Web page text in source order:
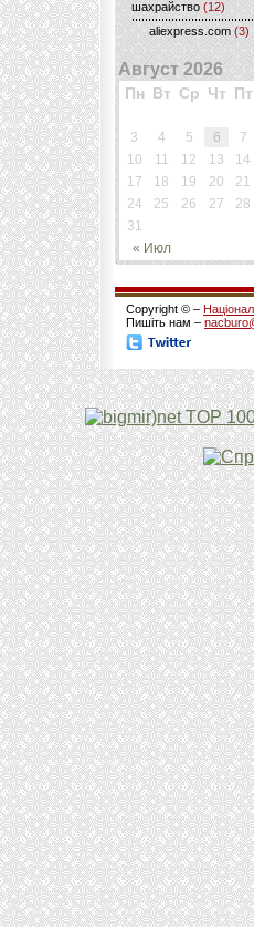
шахрайство (12)
aliexpress.com (3)
Август 2026
Пн Вт Ср Чт Пт
« Июл
3
4 5 6 7
10
11 12 13 14
17
18 19 20 21
24
25 26 27 28
31
Copyright © –
Пишіть нам –